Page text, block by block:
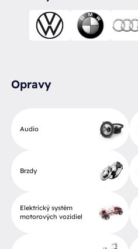
Opravy
Audio
Brzdy
Elektrický systém
motorových vozidiel